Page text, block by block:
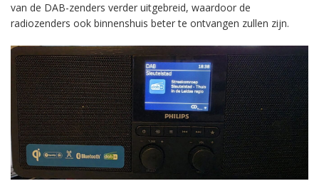
van de DAB-zenders verder uitgebreid, waardoor de
radiozenders ook binnenshuis beter te ontvangen zullen zijn.